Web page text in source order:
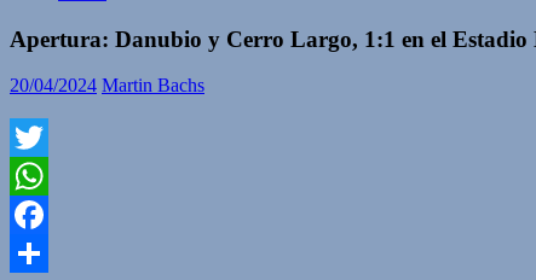
Apertura: Danubio y Cerro Largo, 1:1 en el
20/04/2024 Martin Bachs
Twitter
WhatsApp
Facebook